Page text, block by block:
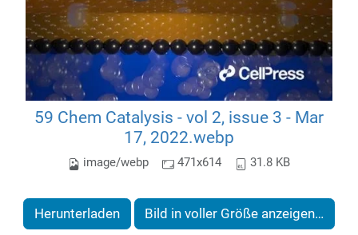
59 Chem Catalysis - vol 2, issue 3 - Mar
17, 2022.webp
image/webp 471x614 31.8 KB
Herunterladen Bild in voller Größe anzeigen…